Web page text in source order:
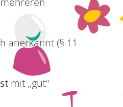
anerkannt (§ 11
mit „gut“